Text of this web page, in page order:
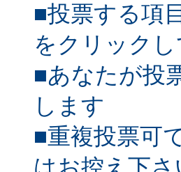
■投票する項
をクリック
■あなたが投
します
■重複投票可